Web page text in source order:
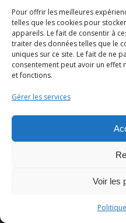
Pour offrir les meilleures
telles que les cookies pour
appareils. Le fait de consentir à
traiter des données telles que le
uniques sur ce site. Le fait de ne
consentement peut avoir un effet
et fonctions.
Gérer les services
Voir les
Partager cette